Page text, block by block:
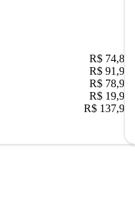
R$ 74,80
R$ 91,90
R$ 78,90
R$ 19,90
R$ 137,90